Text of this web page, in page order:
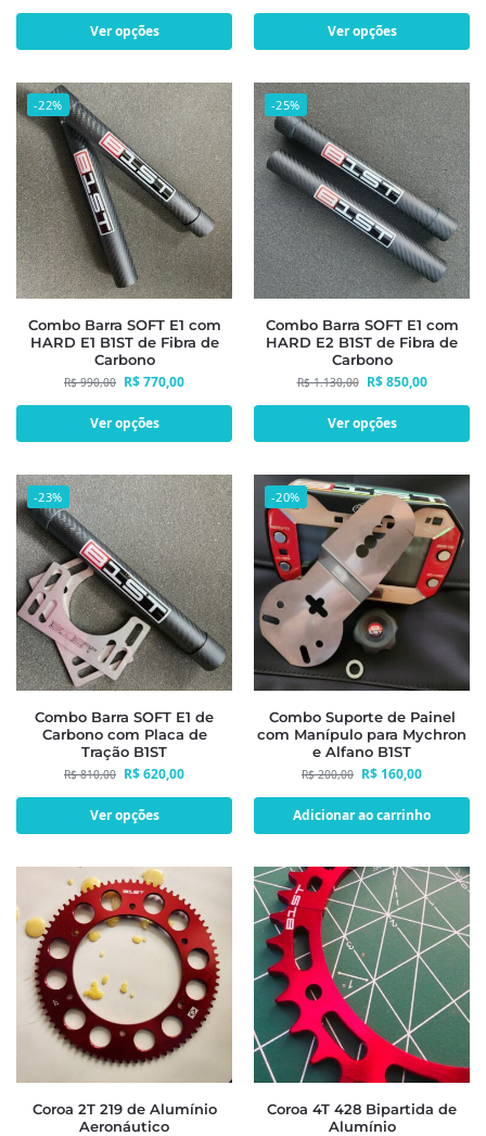
Ver opções Ver opções
-22%
Combo Barra SOFT E1 com
HARD E1 B1ST de Fibra de
Carbono
R$990,00 R$770,00
Ver opções
-25%
Combo Barra SOFT E1 com
HARD E2 B1ST de Fibra de
Carbono
R$1.130,00 R$850,00
Ver opções
-23%
Combo Barra SOFT E1 de
Carbono com Placa de
Tração B1ST
R$810,00 R$620,00
Ver opções
-20%
Combo Suporte de Painel
com Manípulo para Mychron
e Alfano B1ST
R$200,00 R$ 160,00
Adicionar ao carrinho
Coroa 2T 219 de Alumínio
Aeronáutico
Coroa 4T 428 Bipartida de
Alumínio